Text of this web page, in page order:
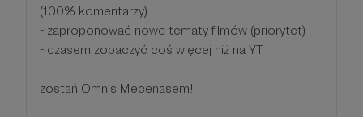
(100% komentarzy)
- zaproponować nowe tematy filmów (priorytet)
- czasem zobaczyć coś więcej niż na YT
zostań Omnis Mecenasem!